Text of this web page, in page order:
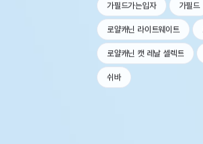
가필드가는입자 가필드
로얄캐닌 라이트웨이트
로얄캐닌 캣 레날 셀렉트
쉬바